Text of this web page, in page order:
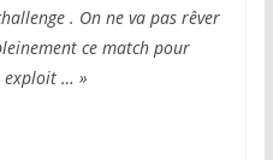
. On ne va pas rêver
ce match pour
exploit … »